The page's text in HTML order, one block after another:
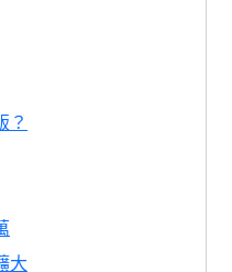
？
大